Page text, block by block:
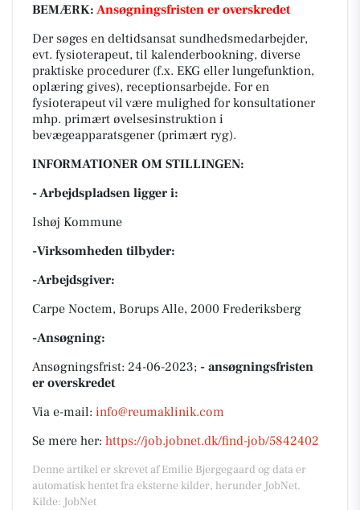
BEMÆRK: Ansøgningsfristen er overskredet
Der søges en deltidsansat sundhedsmedarbejder,
evt. fysioterapeut, til kalenderbookning, diverse
praktiske procedurer (f.x. EKG eller lungefunktion,
oplæring gives), receptionsarbejde. For en
fysioterapeut vil være mulighed for konsultationer
mhp. primært øvelsesinstruktion i
bevægeapparatsgener (primært ryg).
INFORMATIONER OM STILLINGEN:
- Arbejdspladsen ligger i:
Ishøj Kommune
-Virksomheden tilbyder:
-Arbejdsgiver:
Carpe Noctem, Borups Alle, 2000 Frederiksberg
-Ansøgning:
Ansøgningsfrist: 24-06-2023; - ansøgningsfristen
er overskredet
Via e-mail: info@reumaklinik.com
Se mere her: https://job.jobnet.dk/find-job/5842402
Denne artikel er skrevet af Emilie Bjergegaard og data er
automatisk hentet fra eksterne kilder, herunder JobNet.
Kilde: JobNet